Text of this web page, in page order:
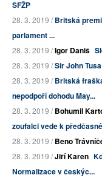
SFŽP
28. 3. 2019 /Britská
parlament ...
28. 3. 2019 /Igor Daniš
28. 3. 2019 /Sir John
28. 3. 2019 /Britská
nepodpoří dohodu May...
28. 3. 2019 /Bohumil
zoufalci vede k
28. 3. 2019 /Beno
28. 3. 2019 /Jiří Karen
Normalizace v českýc...